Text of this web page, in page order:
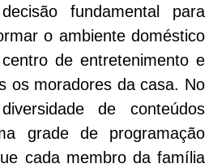
fundamental para
o ambiente doméstico
de entretenimento e
os moradores da casa. No
de conteúdos
grade de programação
cada membro da família